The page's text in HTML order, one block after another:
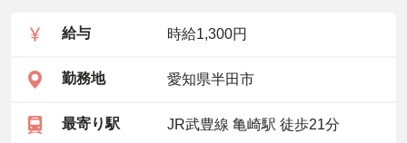
給与 時給1,300円
勤務地 愛知県半田市
最寄り駅 JR武豊線 亀崎駅 徒歩21分